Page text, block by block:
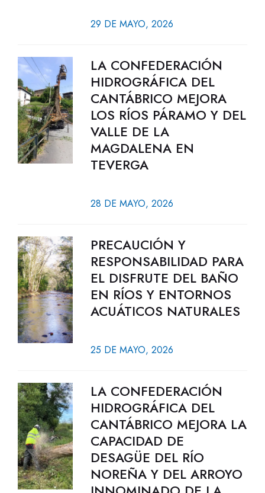
29 DE MAYO, 2026
LA CONFEDERACIÓN
HIDROGRÁFICA DEL
CANTÁBRICO MEJORA
LOS RÍOS PÁRAMO Y DEL
VALLE DE LA
MAGDALENA EN
TEVERGA
28 DE MAYO, 2026
PRECAUCIÓN Y
RESPONSABILIDAD PARA
EL DISFRUTE DEL BAÑO
EN RÍOS Y ENTORNOS
ACUÁTICOS NATURALES
25 DE MAYO, 2026
LA CONFEDERACIÓN
HIDROGRÁFICA DEL
CANTÁBRICO MEJORA LA
CAPACIDAD DE
DESAGÜE DEL RÍO
NOREÑA Y DEL ARROYO